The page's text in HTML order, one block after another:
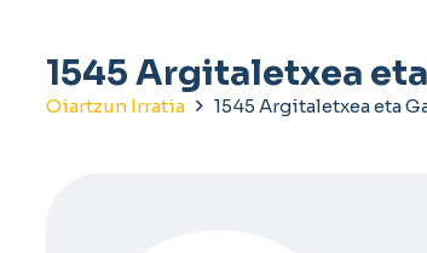
1545 Argitaletxea
Oiartzun Irratia 1545 Argitaletxea eta